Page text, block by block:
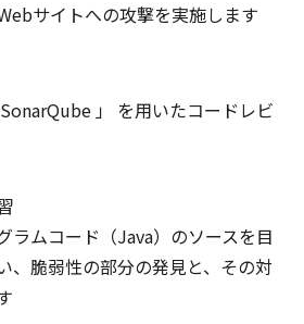
サイトへの攻撃を実施します
」 を用いたコードレビ
ラムコード（Java）のソースを目
、脆弱性の部分の発見と、その対